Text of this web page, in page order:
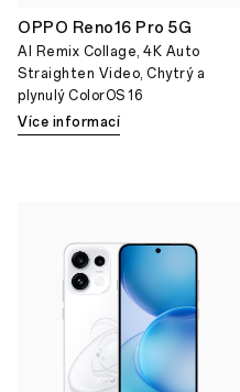
OPPO Reno16 Pro 5G
AI Remix Collage, 4K Auto
Straighten Video, Chytrý a
plynulý ColorOS 16
Více informací